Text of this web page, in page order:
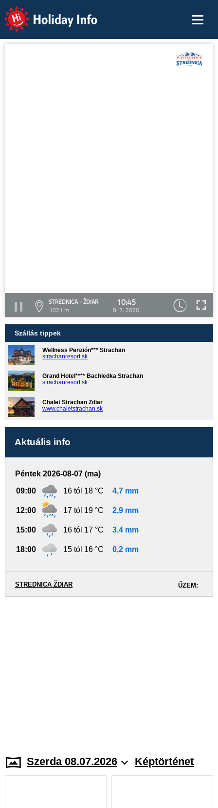
Holiday Info
STREDNICA - ŽDIAR
1021 m
10:45
8. 7. 2026
Szállás tippek
Wellness Penzión*** Strachan
strachanresort.sk
Grand Hotel**** Bachledka Strachan
strachanresort.sk
Chalet Strachan Ždiar
www.chaletstrachan.sk
Aktuális info
Péntek 2026-08-07 (ma)
09:00 16 tól 18 °C 4,7 mm
12:00 17 tól 19 °C 2,9 mm
15:00 16 tól 17 °C 3,4 mm
18:00 15 tól 16 °C 0,2 mm
ŰZEM:
STREDNICA ŽDIAR
Szerda 08.07.2026 Képtörténet